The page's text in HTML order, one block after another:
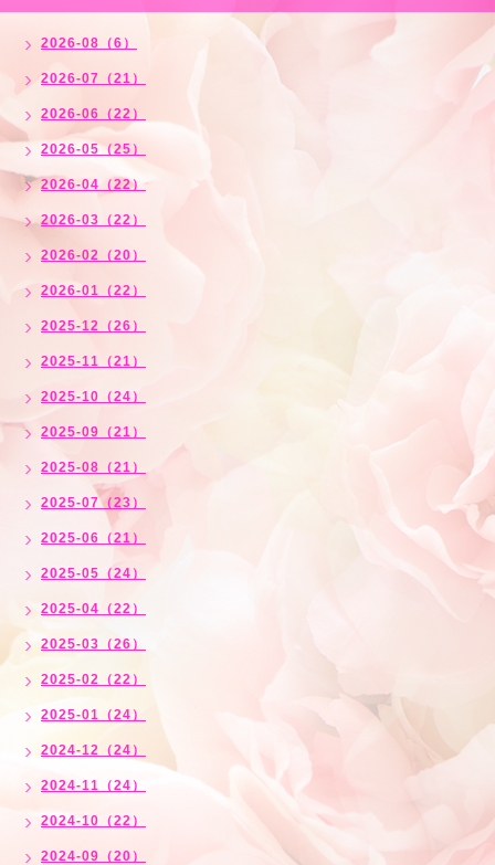
2026-08（6）
2026-07（21）
2026-06（22）
2026-05（25）
2026-04（22）
2026-03（22）
2026-02（20）
2026-01（22）
2025-12（26）
2025-11（21）
2025-10（24）
2025-09（21）
2025-08（21）
2025-07（23）
2025-06（21）
2025-05（24）
2025-04（22）
2025-03（26）
2025-02（22）
2025-01（24）
2024-12（24）
2024-11（24）
2024-10（22）
2024-09（20）